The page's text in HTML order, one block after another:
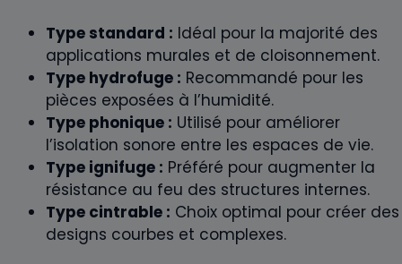
Type standard : Idéal pour la majorité des
applications murales et de cloisonnement.
Type hydrofuge : Recommandé pour les
pièces exposées à l’humidité.
Type phonique : Utilisé pour améliorer
l’isolation sonore entre les espaces de vie.
Type ignifuge : Préféré pour augmenter la
résistance au feu des structures internes.
Type cintrable : Choix optimal pour créer des
designs courbes et complexes.